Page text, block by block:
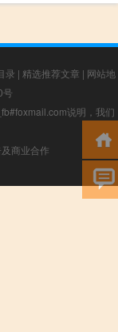
录 | 精选推荐文章 | 网站地
号
说明，我们
商业合作